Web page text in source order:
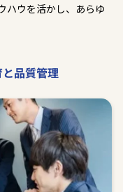
ハウを活かし、あらゆ
品質管理